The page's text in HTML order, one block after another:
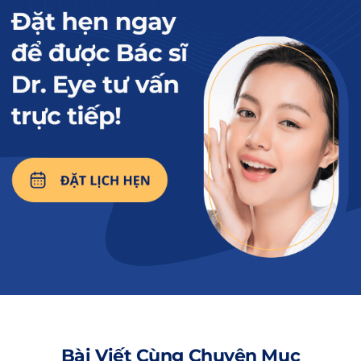
2. Các trường hợp nên tháo chỉ nhấn
mí
Dưới đây là một số trường hợp được bác sĩ chỉ
định nêntháo chỉ nhấn mí
:
Kết quả nhấn mí không ưng ý, muốn thực
hiện phương pháp khác.
Nếp mí nhiễm trùng, đau nhức kéo dài.
Bài Viết Cùng Chuyên Mục